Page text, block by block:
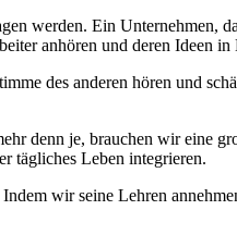
⁢werden. Ein
anhören und deren Ideen
des anderen hören und
denn je, brauchen ​wir‍ eine
tägliches Leben integrieren.
‍Indem wir seine Lehren